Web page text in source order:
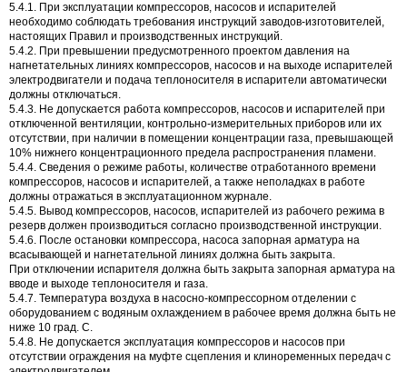
5.4.1. При эксплуатации компрессоров, насосов и испарителей
необходимо соблюдать требования инструкций заводов-изготовителей,
настоящих Правил и производственных инструкций.
5.4.2. При превышении предусмотренного проектом давления на
нагнетательных линиях компрессоров, насосов и на выходе испарителей
электродвигатели и подача теплоносителя в испарители автоматически
должны отключаться.
5.4.3. Не допускается работа компрессоров, насосов и испарителей при
отключенной вентиляции, контрольно-измерительных приборов или их
отсутствии, при наличии в помещении концентрации газа, превышающей
10% нижнего концентрационного предела распространения пламени.
5.4.4. Сведения о режиме работы, количестве отработанного времени
компрессоров, насосов и испарителей, а также неполадках в работе
должны отражаться в эксплуатационном журнале.
5.4.5. Вывод компрессоров, насосов, испарителей из рабочего режима в
резерв должен производиться согласно производственной инструкции.
5.4.6. После остановки компрессора, насоса запорная арматура на
всасывающей и нагнетательной линиях должна быть закрыта.
При отключении испарителя должна быть закрыта запорная арматура на
вводе и выходе теплоносителя и газа.
5.4.7. Температура воздуха в насосно-компрессорном отделении с
оборудованием с водяным охлаждением в рабочее время должна быть не
ниже 10 град. С.
5.4.8. Не допускается эксплуатация компрессоров и насосов при
отсутствии ограждения на муфте сцепления и клиноременных передач с